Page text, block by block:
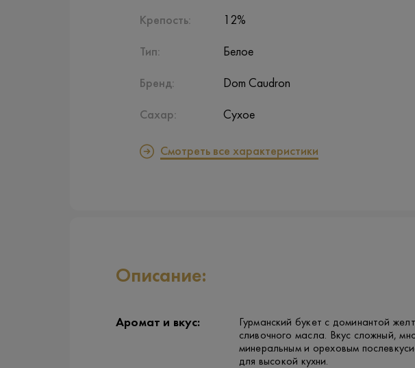
Крепость:
Тип:
Бренд:
Сахар:
12%
Белое
Dom Caudron
Сухое
Смотреть все характеристики
Описание:
Аромат и вкус:
Гурманский букет с доминантой
сливочного масла. Вкус сложный,
минеральным и ореховым
для высокой кухни.